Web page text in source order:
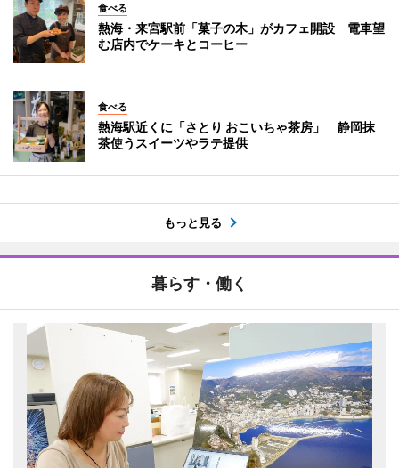
食べる
熱海・来宮駅前「菓子の木」がカフェ開設 電車望
む店内でケーキとコーヒー
食べる
熱海駅近くに「さとり おこいちゃ茶房」 静岡抹
茶使うスイーツやラテ提供
もっと見る
暮らす・働く